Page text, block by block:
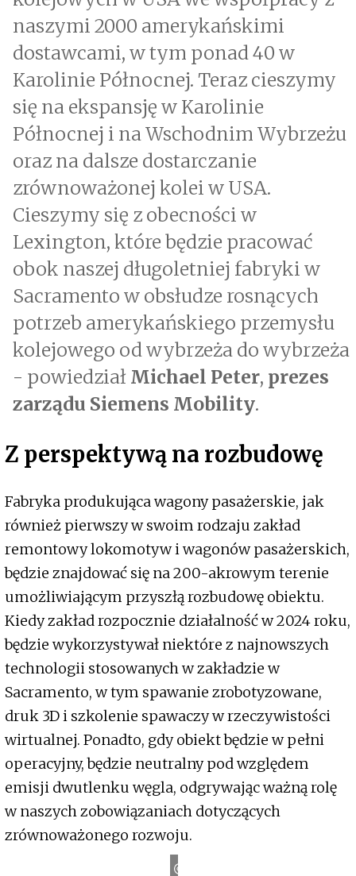
naszymi 2000 amerykańskimi
dostawcami, w tym ponad 40 w
Karolinie Północnej. Teraz cieszymy
się na ekspansję w Karolinie
Północnej i na Wschodnim Wybrzeżu
oraz na dalsze dostarczanie
zrównoważonej kolei w USA.
Cieszymy się z obecności w
Lexington, które będzie pracować
obok naszej długoletniej fabryki w
Sacramento w obsłudze rosnących
potrzeb amerykańskiego przemysłu
kolejowego od wybrzeża do wybrzeża
- powiedział Michael Peter, prezes
zarządu Siemens Mobility.
Z perspektywą na rozbudowę
Fabryka produkująca wagony pasażerskie, jak
również pierwszy w swoim rodzaju zakład
remontowy lokomotyw i wagonów pasażerskich,
będzie znajdować się na 200-akrowym terenie
umożliwiającym przyszłą rozbudowę obiektu.
Kiedy zakład rozpocznie działalność w 2024 roku,
będzie wykorzystywał niektóre z najnowszych
technologii stosowanych w zakładzie w
Sacramento, w tym spawanie zrobotyzowane,
druk 3D i szkolenie spawaczy w rzeczywistości
wirtualnej. Ponadto, gdy obiekt będzie w pełni
operacyjny, będzie neutralny pod względem
emisji dwutlenku węgla, odgrywając ważną rolę
w naszych zobowiązaniach dotyczących
zrównoważonego rozwoju.SiemensMobilit